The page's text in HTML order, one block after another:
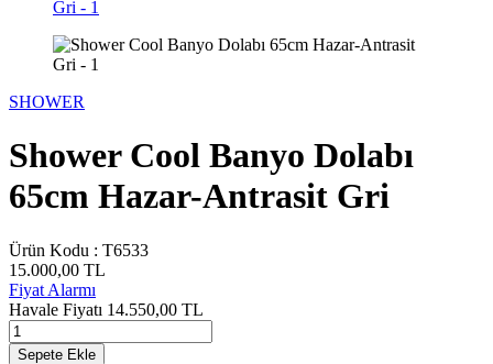
SHOWER
Shower Cool Banyo Dolabı
65cm Hazar-Antrasit Gri
Ürün Kodu : T6533
15.000,00 TL
Fiyat Alarmı
Havale Fiyatı 14.550,00 TL
Sepete Ekle